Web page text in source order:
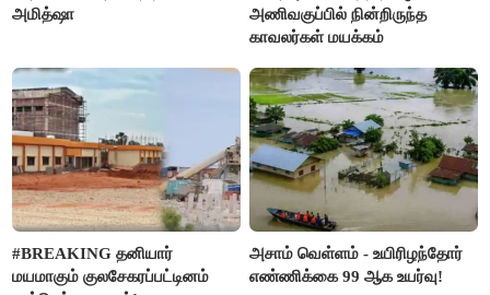
அமித்ஷா
அணிவகுப்பில் நின்றிருந்த
காவலர்கள் மயக்கம்
#BREAKING தனியார்
மயமாகும் குலசேகரப்பட்டினம்
அசாம் வெள்ளம் - உயிரிழந்தோர்
எண்ணிக்கை 99 ஆக உயர்வு!